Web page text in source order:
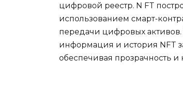
цифровой реестр. N FT
использованием смарт-
передачи цифровых активов.
информация и история NFT
обеспечивая прозрачность и